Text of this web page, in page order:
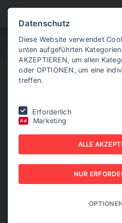
"Begrenzt" Flüge aus Dubai ab
IRAN-KRIEG -
"BEGRENZT"
DUBAI AB
Datenschutz
Diese Website verwendet
unten aufgeführten
AKZEPTIEREN, um allen
oder OPTIONEN, um eine
treffen.
Erforderlich
Ad Marketing
ALLE
NUR